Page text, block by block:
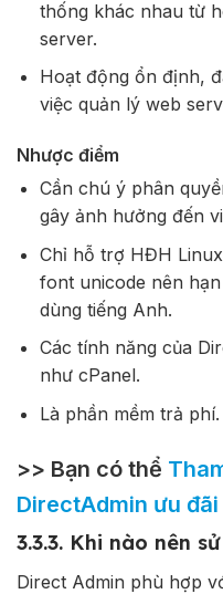
thống khác nhau từ
server.
Hoạt động ổn định,
việc quản lý web
Nhược điểm
Cần chú ý phân
gây ảnh hưởng đến
Chỉ hỗ trợ HĐH
font unicode nên
dùng tiếng Anh.
Các tính năng của
như cPanel.
Là phần mềm trả phí.
>> Bạn có thể
DirectAdmin ưu
3.3.3. Khi nào nên
Direct Admin phù hợp